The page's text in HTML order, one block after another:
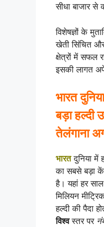
सीधा बाजार से
विशेषज्ञों के
खेती सिंचित
क्षेत्रों में सफल
इसकी लागत
भारत
बड़ा हल्दी
तेलंगाना
भारतदुनिया में
का सबसे बड़ा
है। यहां हर
मिलियन
हल्दी की पैदा
विश्वस्तर पर